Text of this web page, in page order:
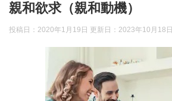
親和欲求（親和動機）
投稿日：2020年1月19日 更新日： 2023年10月18日